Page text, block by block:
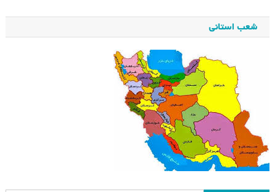
شعب استانی